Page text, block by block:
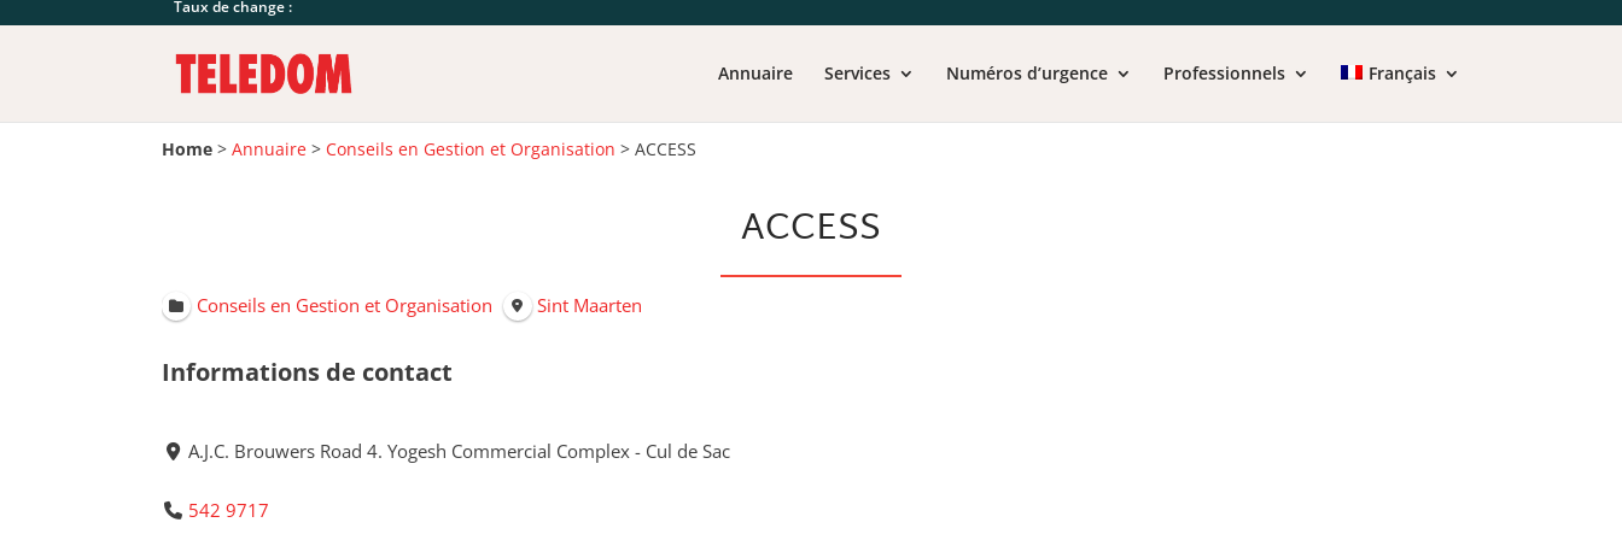
Taux de change :
Annuaire Services Numéros d’urgence Professionnels Français
Home >Annuaire > Conseils en Gestion et Organisation >ACCESS
ACCESS
Conseils en Gestion et Organisation Sint Maarten
Informations de contact
A.J.C. Brouwers Road 4. Yogesh Commercial Complex - Cul de Sac
542 9717